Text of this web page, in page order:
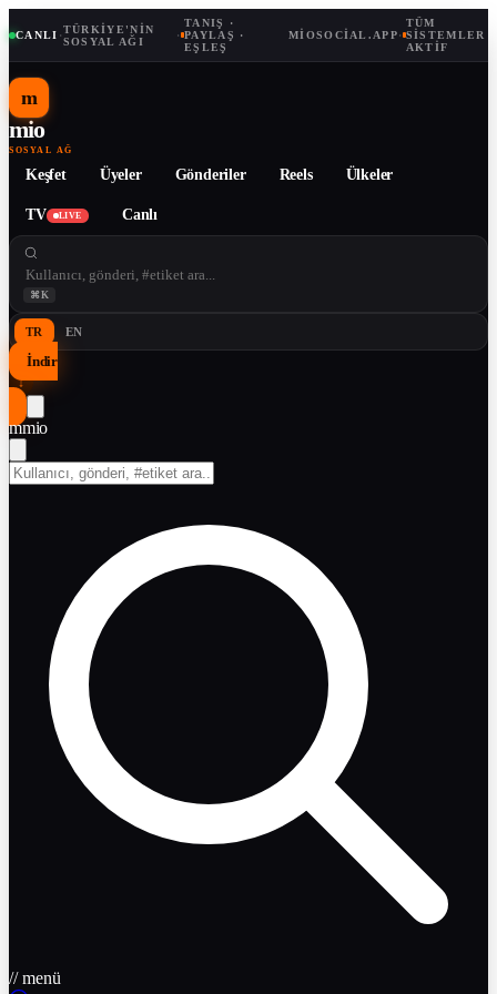
CANLI ·TÜRKIYE'NIN
SOSYAL AĞI
·
TANIŞ ·
PAYLAŞ ·
EŞLEŞ
MIOSOCIAL.APP·
TÜM
SISTEMLER
AKTIF
m
mio
SOSYAL AĞ
Keşfet Üyeler Gönderiler Reels Ülkeler
TV LIVE Canlı
⌘K
TR EN
İndir
↓
mmio
// menü